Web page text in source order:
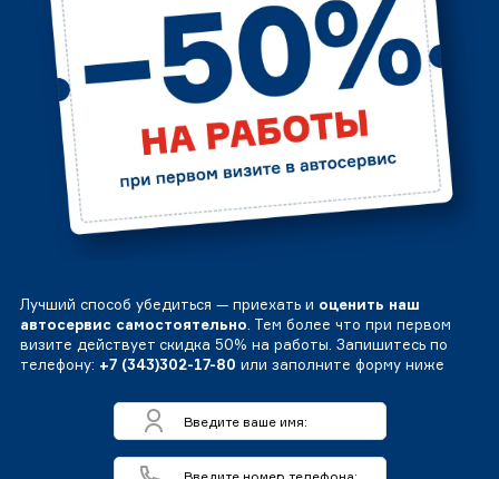
Лучший способ убедиться — приехать и оценить наш
автосервис самостоятельно. Тем более что при первом
визите действует скидка 50% на работы. Запишитесь по
телефону: +7 (343)302-17-80 или заполните форму ниже